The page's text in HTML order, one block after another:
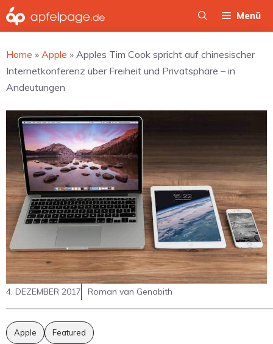
Zum
Inhalt
Menü
Home » Apple » Apples Tim Cook spricht auf chinesischer
Internetkonferenz über Freiheit und Privatsphäre – in
Andeutungen
4. DEZEMBER 2017 Roman van Genabith
Apple Featured